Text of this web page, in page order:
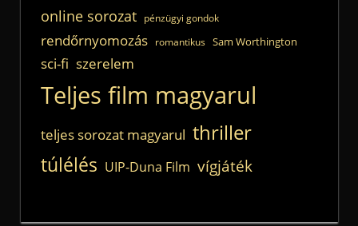
online sorozat pénzügyi gondok
rendőrnyomozás romantikus Sam Worthington
sci-fi szerelem
Teljes film magyarul
teljes sorozat magyarul thriller
túlélés UIP-Duna Film vígjáték